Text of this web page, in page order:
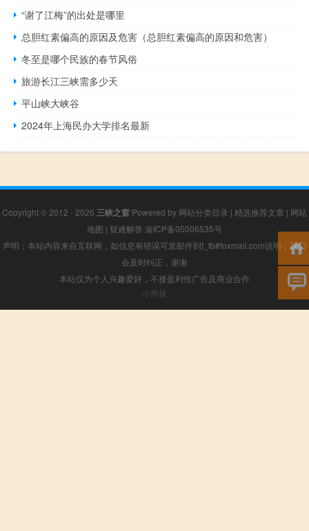
“谢了江梅”的出处是哪里
总胆红素偏高的原因及危害（总胆红素偏高的原因和危害）
冬至是哪个民族的春节风俗
旅游长江三峡需多少天
平山峡大峡谷
2024年上海民办大学排名最新
Copyright © 2012 - 2026 三峡之窗 Powered by 网站分类目录 | 精选推荐文章 | 网站
地图 | 疑难解答 渝ICP备05006535号
声明：本站内容来自互联网，如信息有错误可发邮件到f_fb#foxmail.com说明，我们
会及时纠正，谢谢
本站仅为个人兴趣爱好，不接盈利性广告及商业合作
小男孩